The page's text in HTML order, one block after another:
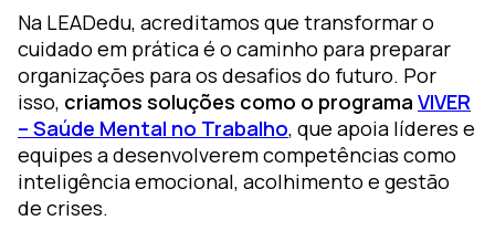
Na LEADedu, acreditamos que transformar o
cuidado em prática é o caminho para preparar
organizações para os desafios do futuro. Por
isso, criamos soluções como o programa VIVER
– Saúde Mental no Trabalho, que apoia líderes e
equipes a desenvolverem competências como
inteligência emocional, acolhimento e gestão
de crises.